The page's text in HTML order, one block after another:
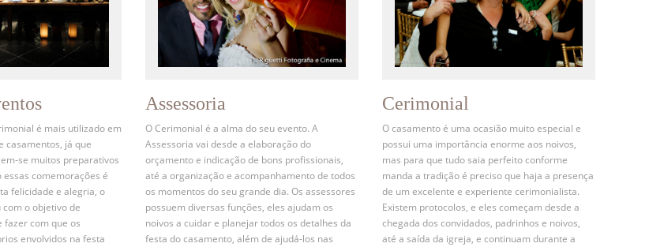
é mais utilizado em
casamentos, já que
se muitos preparativos
comemorações é
felicidade e alegria, o
o objetivo de
fazer com que os
envolvidos na festa
Assessoria
O Cerimonial é a alma do seu evento. A
Assessoria vai desde a elaboração do
orçamento e indicação de bons profissionais,
até a organização e acompanhamento de todos
os momentos do seu grande dia. Os assessores
possuem diversas funções, eles ajudam os
noivos a cuidar e planejar todos os detalhes da
festa do casamento, além de ajudá-los nas
Cerimonial
O casamento é uma ocasião muito especial e
possui uma importância enorme aos noivos,
mas para que tudo saia perfeito conforme
manda a tradição é preciso que haja a presença
de um excelente e experiente cerimonialista.
Existem protocolos, e eles começam desde a
chegada dos convidados, padrinhos e noivos,
até a saída da igreja, e continuam durante a